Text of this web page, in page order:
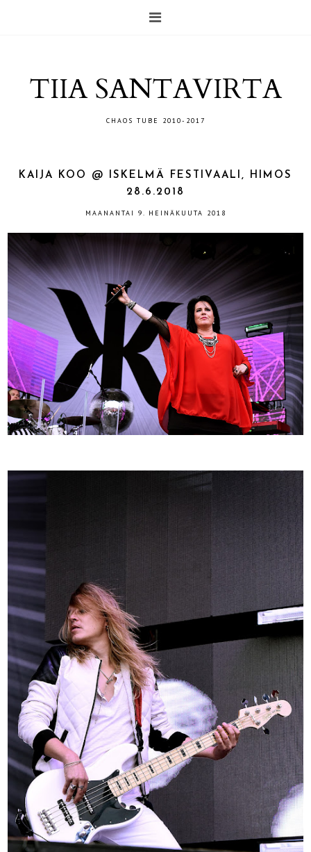
TIIA SANTAVIRTA
CHAOS TUBE 2010-2017
KAIJA KOO @ ISKELMÄ FESTIVAALI, HIMOS
28.6.2018
MAANANTAI 9. HEINÄKUUTA 2018